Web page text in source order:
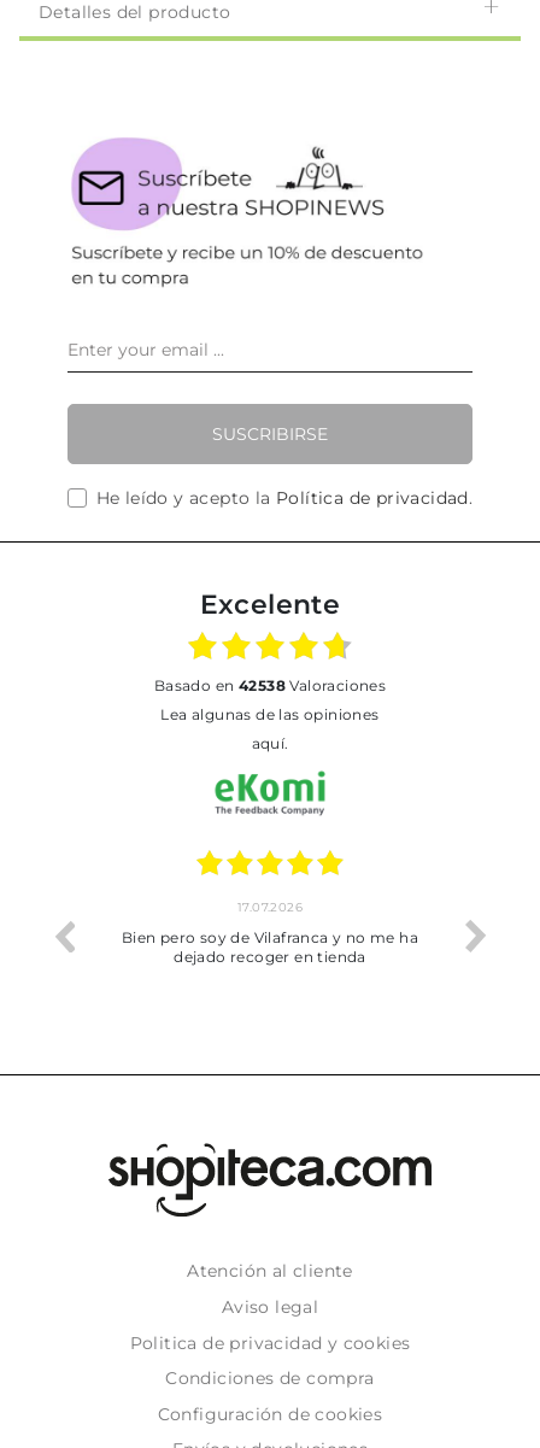
Detalles del producto
SUSCRIBIRSE
He leído y acepto la Política de privacidad.
Excelente
basado en 42538Valoraciones
Lea algunas de las opiniones
aquí.
trobat
17.07.2026
Bien pero soy de Vilafranca y no me ha
dejado recoger en tienda
Atención al cliente
Aviso legal
Politica de privacidad y cookies
Condiciones de compra
Configuración de cookies